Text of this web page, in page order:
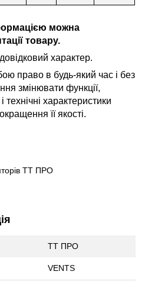
можна
товару.
характер.
право в будь-який час і без
змінювати функції,
технічні характеристики
її якості.
ТТ ПРО
ТТ ПРО
VENTS